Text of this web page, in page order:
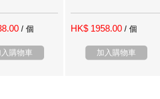
/ 個
入購物車
HK$ 1958.00 / 個
加入購物車